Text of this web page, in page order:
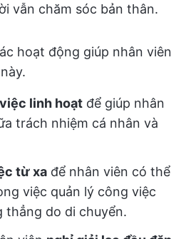
vẫn chăm sóc bản thân.
hoạt động giúp nhân viên
linh hoạt để giúp nhân
trách nhiệm cá nhân và
từ xa để nhân viên có thể
việc quản lý công việc
thẳng do di chuyển.